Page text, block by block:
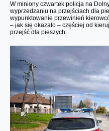
W miniony czwartek policja na
wyprzedzaniu na przejściach dla
wypunktowanie przewinień
– jak się okazało – częściej od
przejść dla pieszych.